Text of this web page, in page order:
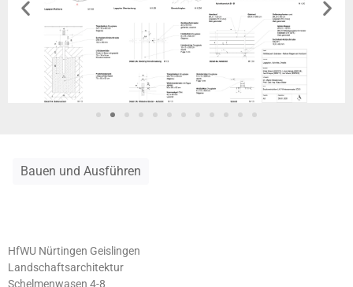
Bauen und Ausführen
HfWU Nürtingen Geislingen
Landschaftsarchitektur
Schelmenwasen 4-8